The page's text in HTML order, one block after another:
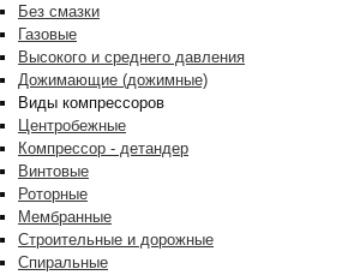
Без смазки
Газовые
Высокого и среднего давления
Дожимающие (дожимные)
Виды компрессоров
Центробежные
Компрессор - детандер
Винтовые
Роторные
Мембранные
Строительные и дорожные
Спиральные